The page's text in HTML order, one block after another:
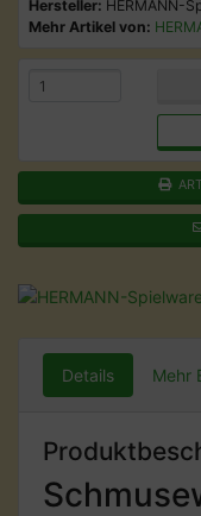
Hersteller: HERMANN-
Mehr Artikel von:
Details Mehr